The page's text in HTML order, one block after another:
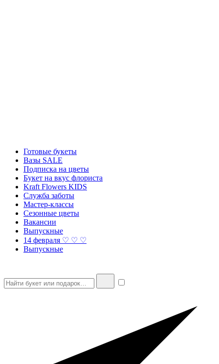
Готовые букеты
Вазы SALE
Подписка на цветы
Букет на вкус флориста
Kraft Flowers KIDS
Служба заботы
Мастер-классы
Сезонные цветы
Вакансии
Выпускные
14 февраля ♡ ♡ ♡
Выпускные